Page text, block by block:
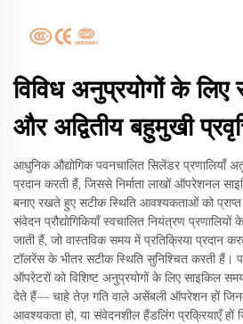
विविध अनुप्रयोगों के
और अद्वितीय बहुमुखी
आधुनिक औद्योगिक पवनचालित सिलेंडर प्रणालियाँ
प्रदान करती हैं, जिससे निर्माता लाखों ऑपरेशनल
बनाए रखते हुए सटीक स्थिति आवश्यकताओं को
संवेदन प्रौद्योगिकियाँ स्वचालित नियंत्रण
जाती हैं, जो वास्तविक समय में प्रतिक्रिया प्रदान
टॉलरेंस के भीतर सटीक स्थिति सुनिश्चित करती हैं।
ऑपरेटरों को विशिष्ट अनुप्रयोगों के लिए साइकिल
देते हैं— चाहे तेज़ गति वाले असेंबली ऑपरेशन हों जिनमें
आवश्यकता हो, या संवेदनशील हैंडलिंग प्रक्रियाएँ हों